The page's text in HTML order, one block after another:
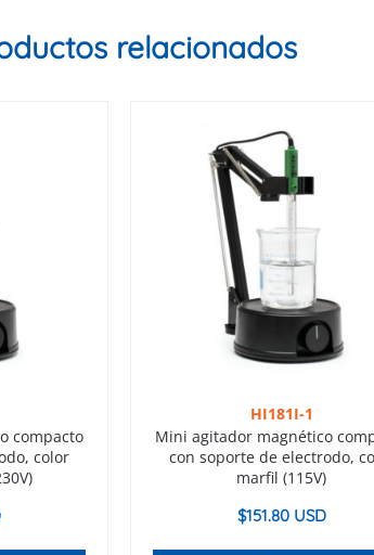
relacionados
compacto
color
HI181I-1
Mini agitador magnético
con soporte de electrodo,
marfil (115V)
$151.80 USD